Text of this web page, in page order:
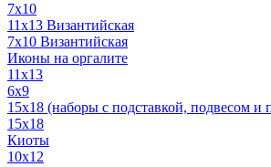
7x10
11x13 Византийская
7x10 Византийская
Иконы на оргалите
11x13
6x9
15х18 (наборы с подставкой, подвесом и
15x18
Киоты
10x12